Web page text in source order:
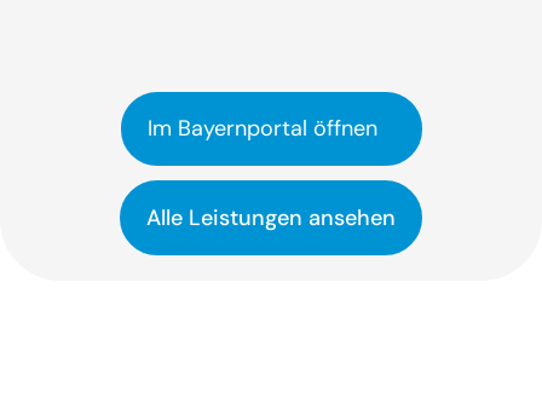
Im Bayernportal öffnen
Alle Leistungen ansehen